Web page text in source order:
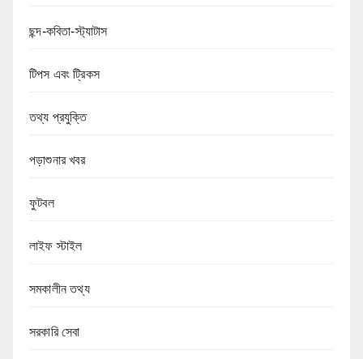
ছন্দ-কবিতা-স্ট্যাটাস
টিপস এবং ট্রিকস
তথ্য প্রযুক্তি
পড়াশুনার খবর
ফুটবল
লাইফ স্টাইল
সমকালীন তথ্য
সরকারি সেবা